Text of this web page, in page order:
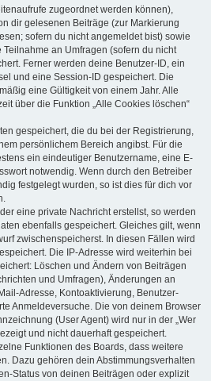
zugeordnet werden können),
dir gelesenen Beiträge (zur Markierung
sofern du nicht angemeldet bist) sowie
Teilnahme an Umfragen (sofern du nicht
Ferner werden deine Benutzer-ID, ein
und eine Session-ID gespeichert. Die
eine Gültigkeit von einem Jahr. Alle
über die Funktion „Alle Cookies löschen“
gespeichert, die du bei der Registrierung,
persönlichem Bereich angibst. Für die
ein eindeutiger Benutzername, eine E-
notwendig. Wenn durch den Betreiber
festgelegt wurden, so ist dies für dich vor
eine private Nachricht erstellst, so werden
ebenfalls gespeichert. Gleiches gilt, wenn
zwischenspeicherst. In diesen Fällen wird
Die IP-Adresse wird weiterhin bei
Löschen und Ändern von Beiträgen
und Umfragen), Änderungen an
Adresse, Kontoaktivierung, Benutzer-
Anmeldeversuche. Die von deinem Browser
(User Agent) wird nur in der „Wer
und nicht dauerhaft gespeichert.
Funktionen des Boards, dass weitere
Dazu gehören dein Abstimmungsverhalten
Status von deinen Beiträgen oder explizit